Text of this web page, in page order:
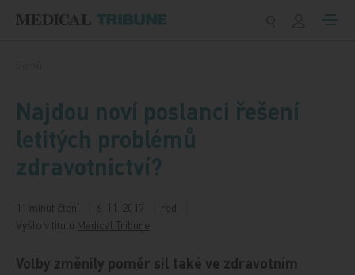
Najdou noví poslanci řešení
letitých problémů
zdravotnictví?
11 minut čtení 6. 11. 2017
red
Vyšlo v titulu Medical Tribune
Volby změnily poměr sil také ve zdravotním